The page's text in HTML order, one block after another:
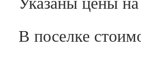
В поселке